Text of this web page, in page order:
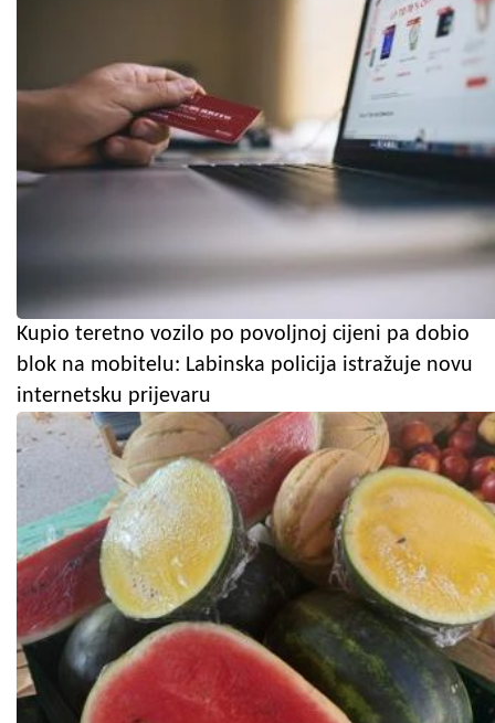
Kupio teretno vozilo po povoljnoj cijeni pa dobio
blok na mobitelu: Labinska policija istražuje novu
internetsku prijevaru